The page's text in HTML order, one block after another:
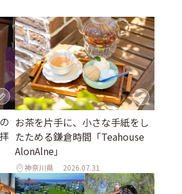
お茶を片手に、小さな手紙をし
たためる鎌倉時間「Teahouse
AlonAlne」
神奈川県 2026.07.31